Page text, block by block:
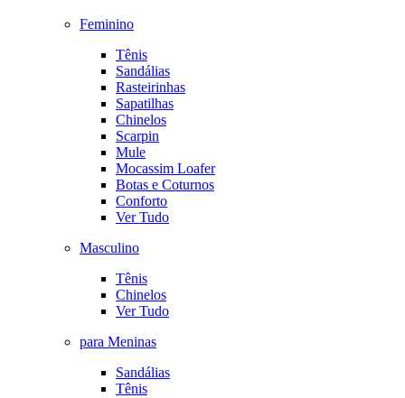
Feminino
Tênis
Sandálias
Rasteirinhas
Sapatilhas
Chinelos
Scarpin
Mule
Mocassim Loafer
Botas e Coturnos
Conforto
Ver Tudo
Masculino
Tênis
Chinelos
Ver Tudo
para Meninas
Sandálias
Tênis